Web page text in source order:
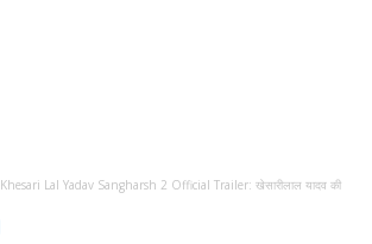
Khesari Lal Yadav Sangharsh 2 Official Trailer: खेसारीलाल यादव की